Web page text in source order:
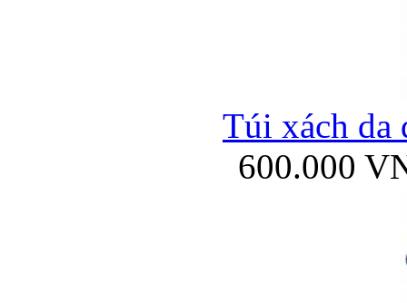
Túi xách da
600.000